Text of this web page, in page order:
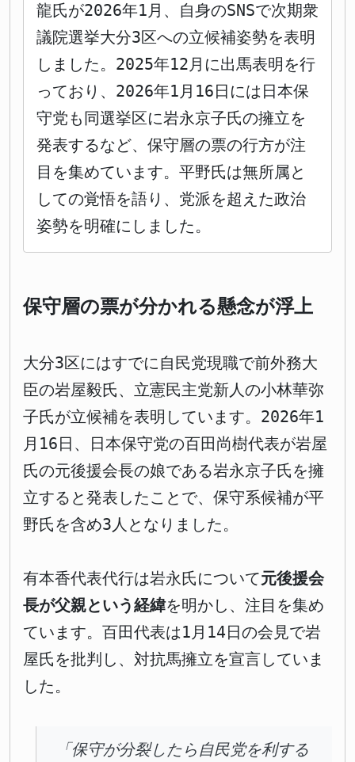
龍氏が2026年1月、自身のSNSで次期衆
議院選挙大分3区への立候補姿勢を表明
しました。2025年12月に出馬表明を行
っており、2026年1月16日には日本保
守党も同選挙区に岩永京子氏の擁立を
発表するなど、保守層の票の行方が注
目を集めています。平野氏は無所属と
しての覚悟を語り、党派を超えた政治
姿勢を明確にしました。
保守層の票が分かれる懸念が浮上
大分3区にはすでに自民党現職で前外務大
臣の岩屋毅氏、立憲民主党新人の小林華弥
子氏が立候補を表明しています。2026年1
月16日、日本保守党の百田尚樹代表が岩屋
氏の元後援会長の娘である岩永京子氏を擁
立すると発表したことで、保守系候補が平
野氏を含め3人となりました。
有本香代表代行は岩永氏について元後援会
長が父親という経緯を明かし、注目を集め
ています。百田代表は1月14日の会見で岩
屋氏を批判し、対抗馬擁立を宣言していま
した。
「保守が分裂したら自民党を利する